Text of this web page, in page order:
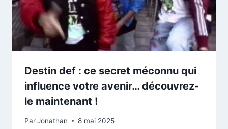
Destin def : ce secret méconnu qui
influence votre avenir… découvrez-
le maintenant !
ParJonathan 8 mai 2025